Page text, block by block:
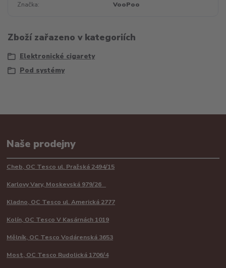
Značka VooPoo
Zboží zařazeno v kategoriích
Elektronické cigarety
Pod systémy
Naše prodejny
Cheb, OC Tesco ul. Pražská 2494/15
Karlovy Vary, Moskevská 979/26
Kladno, OC Tesco ul. Americká 2777
Kolín, OC Tesco V Kasárnách 1019
Mělník, OC Tesco Vodárenská 3653
Most, OC Tesco Rudolická 1706/4